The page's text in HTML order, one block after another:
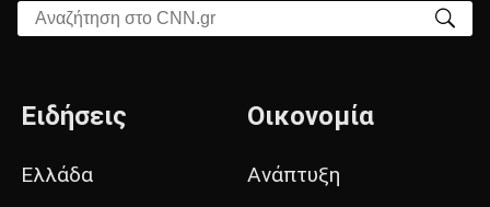
Αναζήτηση στο CNN.gr
Ειδήσεις
Ελλάδα
Οικονομία
Ανάπτυξη